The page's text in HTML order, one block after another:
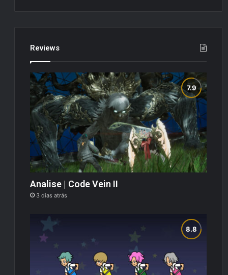
Reviews
Analise | Code Vein II
3 dias atrás